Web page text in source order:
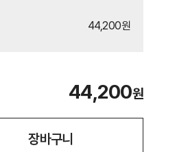
44,200원
44,200원
장바구니